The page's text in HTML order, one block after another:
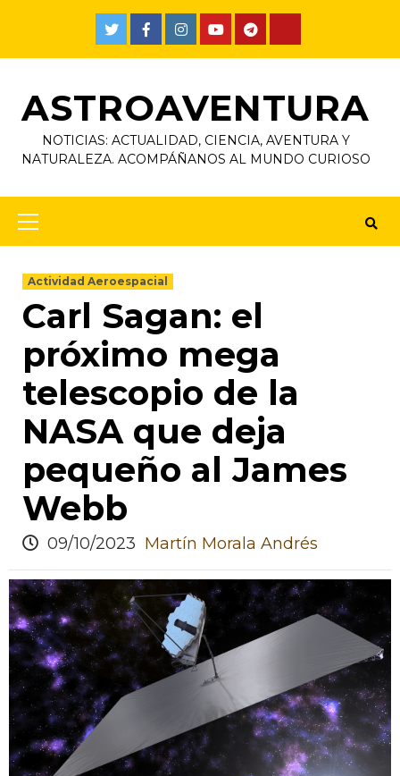
ASTROAVENTURA
NOTICIAS: ACTUALIDAD, CIENCIA, AVENTURA Y
NATURALEZA. ACOMPÁÑANOS AL MUNDO CURIOSO
Actividad Aeroespacial
Carl Sagan: el
próximo mega
telescopio de la
NASA que deja
pequeño al James
Webb
09/10/2023 Martín Morala Andrés